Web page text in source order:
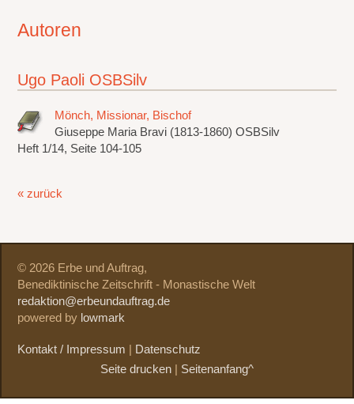
Autoren
Ugo Paoli OSBSilv
Mönch, Missionar, Bischof
Giuseppe Maria Bravi (1813-1860) OSBSilv
Heft 1/14, Seite 104-105
« zurück
© 2026 Erbe und Auftrag,
Benediktinische Zeitschrift - Monastische Welt
redaktion@erbeundauftrag.de
powered by lowmark
Kontakt / Impressum
Datenschutz
Seite drucken
Seitenanfang^